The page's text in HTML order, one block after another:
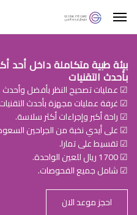
بيئة طبية متكاملة داخل أحد
بأحدث التقنيات
☑ عمليات تصحيح النظر بأفضل وأحدث
☑ غرفة عمليات مجهزة بأحدث
☑ راحة أكبر وإجراءات أكثر سلاسة.
☑ على أيدي نخبة من الجراحين
☑ تقسيط على تمارا.
☑ 1700 ريال للعين الواحدة.
☑ شامل جميع الفحوصات.
احجز موعد الان